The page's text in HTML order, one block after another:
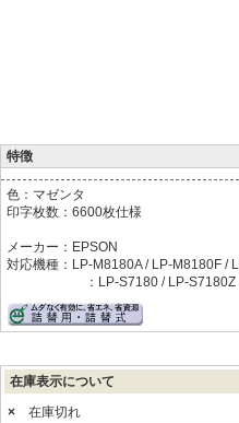
特徴
色：マゼンタ
印字枚数：6600枚仕様
メーカー：EPSON
対応機種：LP-M8180A / LP-M8180F /
：LP-S7180 / LP-S7180Z /
在庫表示について
× 在庫切れ